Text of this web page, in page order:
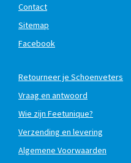
Contact
Sitemap
Facebook
Retourneer je Schoenveters
Vraag en antwoord
Wie zijn Feetunique?
Verzending en levering
Algemene Voorwaarden